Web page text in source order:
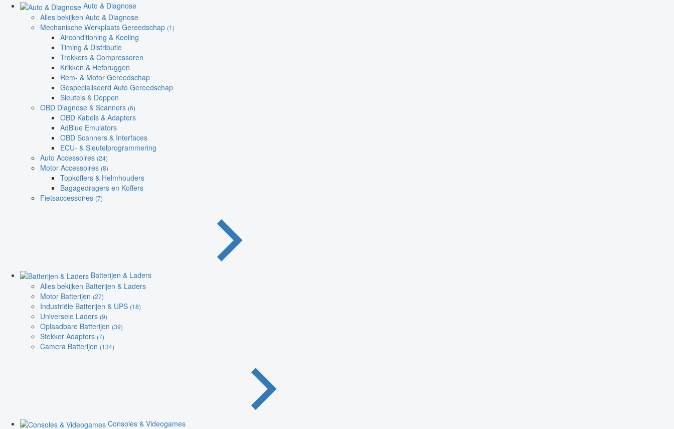
Auto & Diagnose
Alles bekijken Auto & Diagnose
Mechanische Werkplaats Gereedschap (1)
Airconditioning & Koeling
Timing & Distributie
Trekkers & Compressoren
Krikken & Hefbruggen
Rem- & Motor Gereedschap
Gespecialiseerd Auto Gereedschap
Sleutels & Doppen
OBD Diagnose & Scanners (6)
OBD Kabels & Adapters
AdBlue Emulators
OBD Scanners & Interfaces
ECU- & Sleutelprogrammering
Auto Accessoires (24)
Motor Accessoires (8)
Topkoffers & Helmhouders
Bagagedragers en Koffers
Fietsaccessoires (7)
Batterijen & Laders
Alles bekijken Batterijen & Laders
Motor Batterijen (27)
Industriële Batterijen & UPS (18)
Universele Laders (9)
Oplaadbare Batterijen (39)
Stekker Adapters (7)
Camera Batterijen (134)
Consoles & Videogames